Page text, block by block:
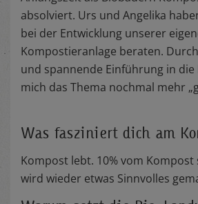
absolviert. Urs und Angelika
bei der Entwicklung unserer
Kompostieranlage beraten.
und spannende Einführung in
mich das Thema nochmal mehr
Was fasziniert dich am
Kompost lebt. 10% vom
wird wieder etwas Sinnvolles